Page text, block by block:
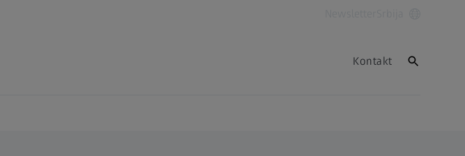
Kontakt